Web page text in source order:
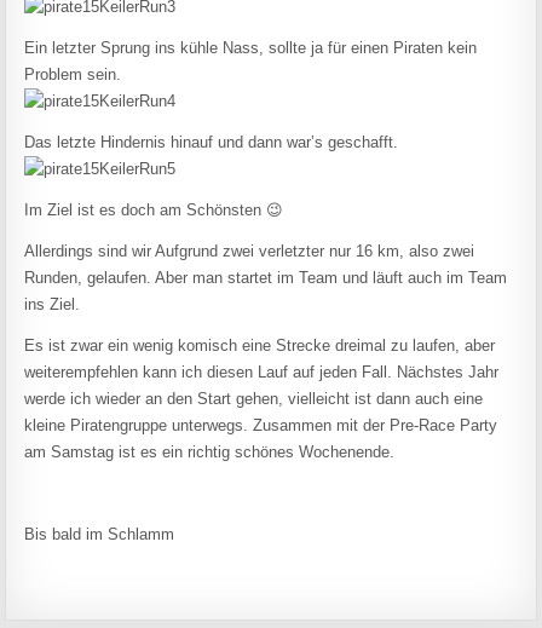
Ein letzter Sprung ins kühle Nass, sollte ja für einen Piraten kein
Problem sein.
Das letzte Hindernis hinauf und dann war’s geschafft.
Im Ziel ist es doch am Schönsten 😉
Allerdings sind wir Aufgrund zwei verletzter nur 16 km, also zwei
Runden, gelaufen. Aber man startet im Team und läuft auch im Team
ins Ziel.
Es ist zwar ein wenig komisch eine Strecke dreimal zu laufen, aber
weiterempfehlen kann ich diesen Lauf auf jeden Fall. Nächstes Jahr
werde ich wieder an den Start gehen, vielleicht ist dann auch eine
kleine Piratengruppe unterwegs. Zusammen mit der Pre-Race Party
am Samstag ist es ein richtig schönes Wochenende.
Bis bald im Schlamm